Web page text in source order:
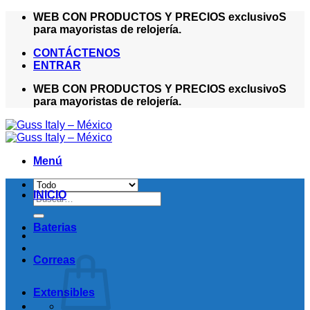
SaltarWEB CON PRODUCTOS Y PRECIOS exclusivoS
para mayoristas de relojería.
CONTÁCTENOS
ENTRAR
WEB CON PRODUCTOS Y PRECIOS exclusivoS
para mayoristas de relojería.
Menú
Buscar
por:
INICIO
Baterias
Correas
Extensibles